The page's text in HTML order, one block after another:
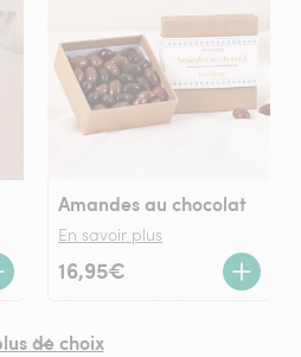
Amandes au chocolat
En savoir plus
16,95€
de choix